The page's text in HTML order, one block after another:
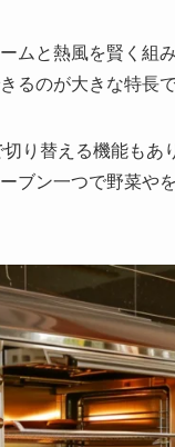
ムと熱風を賢く組
るのが大きな特長で
り替える機能も
ブン一つで野菜や